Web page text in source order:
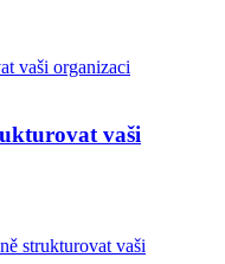
vaši
strukturovat vaši